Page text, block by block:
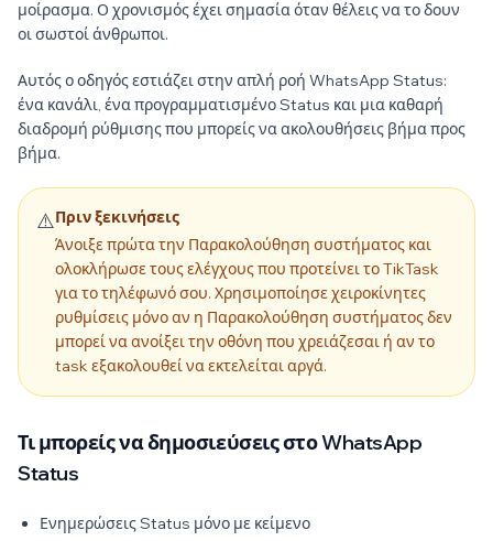
μοίρασμα. Ο χρονισμός έχει σημασία όταν θέλεις να το δουν
οι σωστοί άνθρωποι.
Αυτός ο οδηγός εστιάζει στην απλή ροή WhatsApp Status:
ένα κανάλι, ένα προγραμματισμένο Status και μια καθαρή
διαδρομή ρύθμισης που μπορείς να ακολουθήσεις βήμα προς
βήμα.
⚠️Πριν ξεκινήσεις
Άνοιξε πρώτα την Παρακολούθηση συστήματος και
ολοκλήρωσε τους ελέγχους που προτείνει το TikTask
για το τηλέφωνό σου. Χρησιμοποίησε χειροκίνητες
ρυθμίσεις μόνο αν η Παρακολούθηση συστήματος δεν
μπορεί να ανοίξει την οθόνη που χρειάζεσαι ή αν το
task εξακολουθεί να εκτελείται αργά.
Τι μπορείς να δημοσιεύσεις στο WhatsApp
Status
Ενημερώσεις Status μόνο με κείμενο